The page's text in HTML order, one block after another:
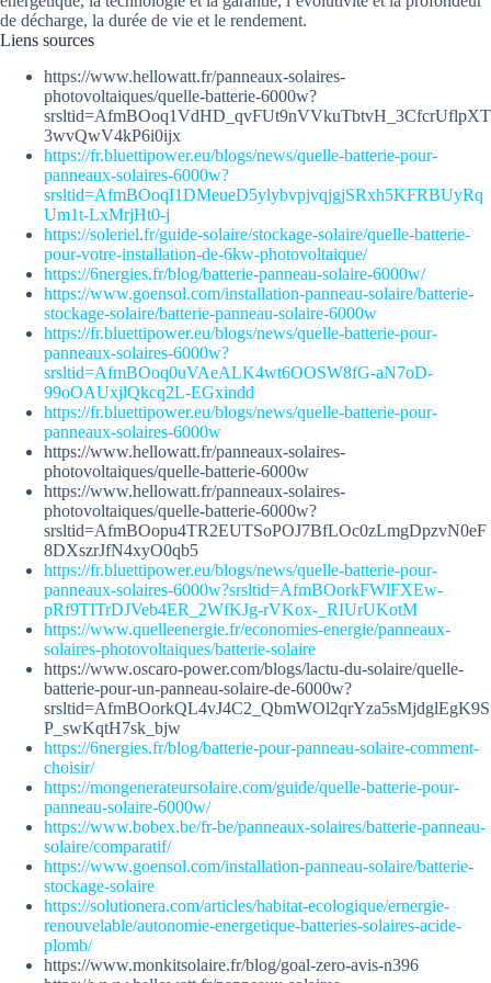
de décharge, la durée de vie et le rendement.
Liens sources
https://www.hellowatt.fr/panneaux-solaires-
photovoltaiques/quelle-batterie-6000w?
srsltid=AfmBOoq1VdHD_qvFUt9nVVkuTbtvH_3CfcrUflpXT
3wvQwV4kP6i0ijx
https://fr.bluettipower.eu/blogs/news/quelle-batterie-pour-
panneaux-solaires-6000w?
srsltid=AfmBOoqI1DMeueD5ylybvpjvqjgjSRxh5KFRBUyRq
Um1t-LxMrjHt0-j
https://soleriel.fr/guide-solaire/stockage-solaire/quelle-batterie-
pour-votre-installation-de-6kw-photovoltaique/
https://6nergies.fr/blog/batterie-panneau-solaire-6000w/
https://www.goensol.com/installation-panneau-solaire/batterie-
stockage-solaire/batterie-panneau-solaire-6000w
https://fr.bluettipower.eu/blogs/news/quelle-batterie-pour-
panneaux-solaires-6000w?
srsltid=AfmBOoq0uVAeALK4wt6OOSW8fG-aN7oD-
99oOAUxjlQkcq2L-EGxindd
https://fr.bluettipower.eu/blogs/news/quelle-batterie-pour-
panneaux-solaires-6000w
https://www.hellowatt.fr/panneaux-solaires-
photovoltaiques/quelle-batterie-6000w
https://www.hellowatt.fr/panneaux-solaires-
photovoltaiques/quelle-batterie-6000w?
srsltid=AfmBOopu4TR2EUTSoPOJ7BfLOc0zLmgDpzvN0eF
8DXszrJfN4xyO0qb5
https://fr.bluettipower.eu/blogs/news/quelle-batterie-pour-
panneaux-solaires-6000w?srsltid=AfmBOorkFWlFXEw-
pRf9TITrDJVeb4ER_2WfKJg-rVKox-_RIUrUKotM
https://www.quelleenergie.fr/economies-energie/panneaux-
solaires-photovoltaiques/batterie-solaire
https://www.oscaro-power.com/blogs/lactu-du-solaire/quelle-
batterie-pour-un-panneau-solaire-de-6000w?
srsltid=AfmBOorkQL4vJ4C2_QbmWOl2qrYza5sMjdglEgK9S
P_swKqtH7sk_bjw
https://6nergies.fr/blog/batterie-pour-panneau-solaire-comment-
choisir/
https://mongenerateursolaire.com/guide/quelle-batterie-pour-
panneau-solaire-6000w/
https://www.bobex.be/fr-be/panneaux-solaires/batterie-panneau-
solaire/comparatif/
https://www.goensol.com/installation-panneau-solaire/batterie-
stockage-solaire
https://solutionera.com/articles/habitat-ecologique/ernergie-
renouvelable/autonomie-energetique-batteries-solaires-acide-
plomb/
https://www.monkitsolaire.fr/blog/goal-zero-avis-n396